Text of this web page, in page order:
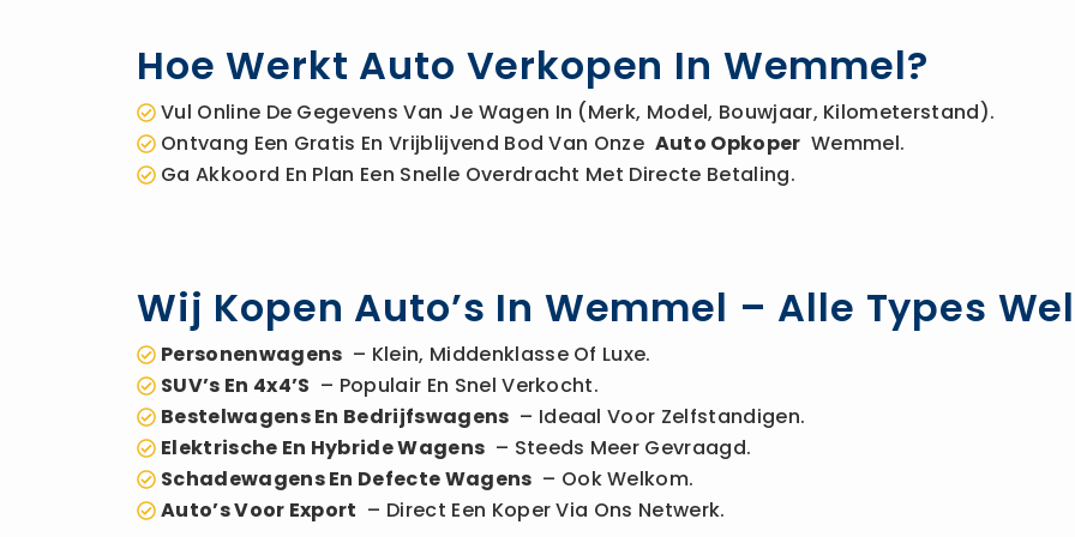
Hoe Werkt Auto Verkopen In Wemmel?
Vul Online De Gegevens Van Je Wagen In (merk, Model, Bouwjaar, Kilometerstand).
Ontvang Een Gratis En Vrijblijvend Bod Van Onze Auto Opkoper Wemmel.
Ga Akkoord En Plan Een Snelle Overdracht Met Directe Betaling.
Wij Kopen Auto’s In Wemmel – Alle Types
Personenwagens – Klein, Middenklasse Of Luxe.
SUV’s En 4x4’s – Populair En Snel Verkocht.
Bestelwagens En Bedrijfswagens – Ideaal Voor Zelfstandigen.
Elektrische En Hybride Wagens – Steeds Meer Gevraagd.
Schadewagens En Defecte Wagens – Ook Welkom.
Auto’s Voor Export – Direct Een Koper Via Ons Netwerk.